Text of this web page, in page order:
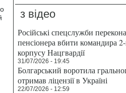
з відео
Російські спецслужби
пенсіонера вбити командира
корпусу Нацгвардії
31/07/2026 - 19:45
Болгарський воротила
отримав ліцензії в Україні
22/07/2026 - 12:59